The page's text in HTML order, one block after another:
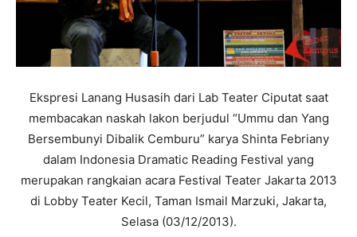
Ekspresi Lanang Husasih dari Lab Teater Ciputat saat
membacakan naskah lakon berjudul “Ummu dan Yang
Bersembunyi Dibalik Cemburu” karya Shinta Febriany
dalam Indonesia Dramatic Reading Festival yang
merupakan rangkaian acara Festival Teater Jakarta 2013
di Lobby Teater Kecil, Taman Ismail Marzuki, Jakarta,
Selasa (03/12/2013).